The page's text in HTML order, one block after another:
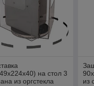
на стол 3
из оргстекла
из